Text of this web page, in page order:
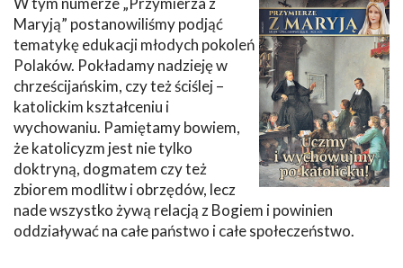
Maryją” postanowiliśmy podjąć
tematykę edukacji młodych pokoleń
Polaków. Pokładamy nadzieję w
chrześcijańskim, czy też ściślej –
katolickim kształceniu i
wychowaniu. Pamiętamy bowiem,
że katolicyzm jest nie tylko
doktryną, dogmatem czy też
zbiorem modlitw i obrzędów, lecz
nade wszystko żywą relacją z Bogiem i powinien
oddziaływać na całe państwo i całe społeczeństwo.